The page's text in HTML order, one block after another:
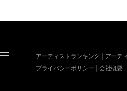
アーティストランキング アーテ
プライバシーポリシー
会社概要